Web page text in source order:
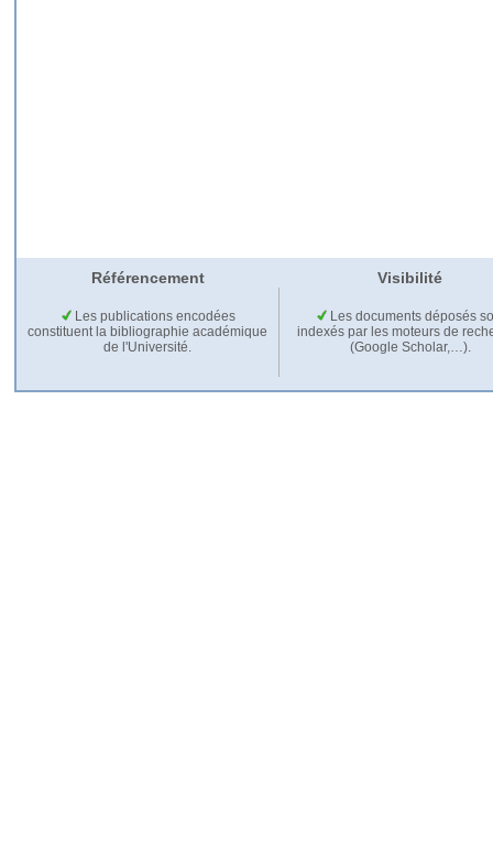
Référencement Visibilité
Les publications encodées
constituent la bibliographie académique
de l'Université.
Les documents déposés
indexés par les moteurs de
(Google Scholar,…).